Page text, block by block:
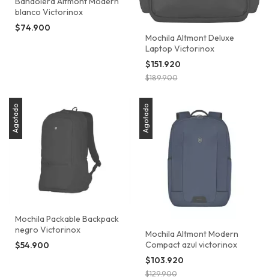
blanco Victorinox
$74.900
Mochila Altmont Deluxe
Laptop Victorinox
$151.920
$189.900
Agotado
Mochila Packable Backpack
negro Victorinox
$54.900
Agotado
Mochila Altmont Modern
Compact azul victorinox
$103.920
$129.900